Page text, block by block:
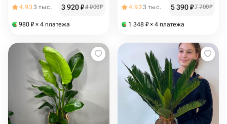
4.933 тыс. 3 920₽4 000₽
980 ₽ × 4 платежа
4.933 тыс. 5 390₽7 700₽
1 348 ₽ × 4 платежа